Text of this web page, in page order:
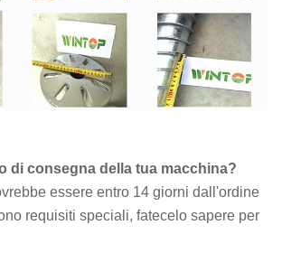
di consegna della tua macchina?
essere entro 14 giorni dall'ordine
requisiti speciali, fatecelo sapere per